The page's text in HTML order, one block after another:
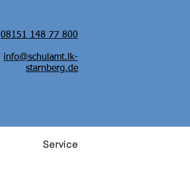
08151 148 77 800
info@schulamt.lk-
starnberg.de
Service